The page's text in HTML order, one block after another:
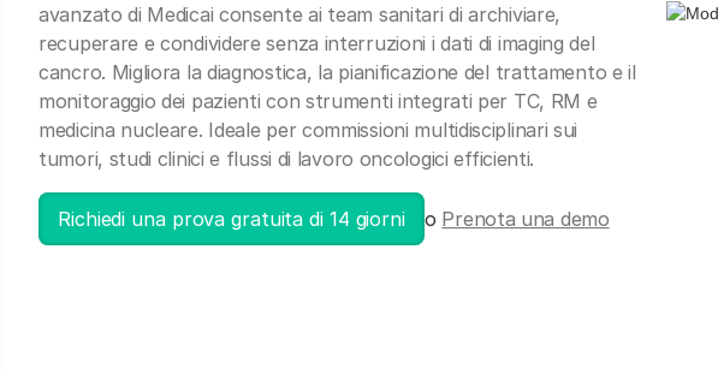
avanzato di Medicai consente ai team sanitari di archiviare,
recuperare e condividere senza interruzioni i dati di imaging del
cancro. Migliora la diagnostica, la pianificazione del trattamento e il
monitoraggio dei pazienti con strumenti integrati per TC, RM e
medicina nucleare. Ideale per commissioni multidisciplinari sui
tumori, studi clinici e flussi di lavoro oncologici efficienti.
Richiedi una prova gratuita di 14 giorni o Prenota una demo